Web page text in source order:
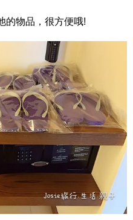
的物品，很方便哦!